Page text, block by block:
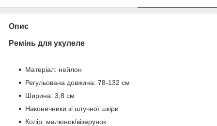
Опис
Ремінь для укулеле
Матеріал: нейлон
Регульована довжина: 78-132 см
Ширина: 3,8 см
Наконечники зі штучної шкіри
Колір: малюнок/візерунок